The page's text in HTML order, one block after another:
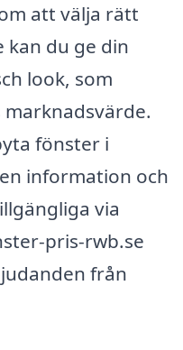
att välja rätt
du ge din
look, som
marknadsvärde.
fönster i
information och
via
pris-rwb.se
från